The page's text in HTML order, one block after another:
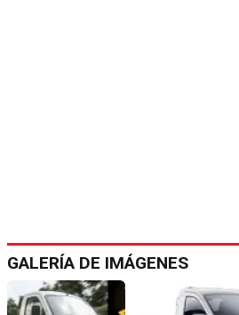
GALERÍA DE IMÁGENES